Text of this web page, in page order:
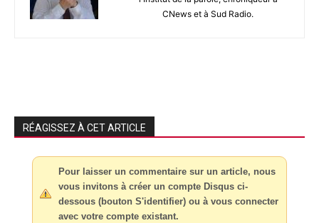
CNews et à Sud Radio.
RÉAGISSEZ À CET ARTICLE
Pour laisser un commentaire sur un article, nous
vous invitons à créer un compte Disqus ci-
dessous (bouton S'identifier) ou à vous connecter
avec votre compte existant.